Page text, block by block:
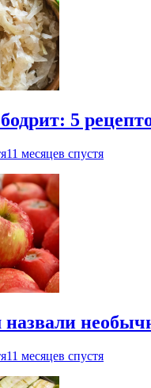
5
11 месяцев спустя
назвали
11 месяцев спустя